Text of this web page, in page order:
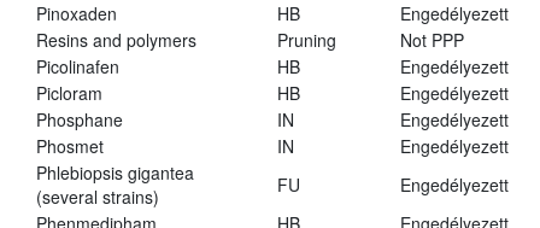
Pinoxaden
HB
Engedélyezett
Resins and polymers
Pruning
Not PPP
Picolinafen
HB
Engedélyezett
Picloram
HB
Engedélyezett
Phosphane
IN
Engedélyezett
Phosmet
IN
Engedélyezett
Phlebiopsis gigantea
(several strains)
FU
Engedélyezett